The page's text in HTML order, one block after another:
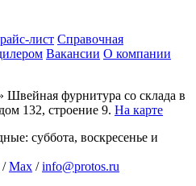
лист Справочная
Вакансии О компании
Швейная фурнитура со склада в
132, строение 9. На карте
суббота, воскресенье и
/Max /info@protos.ru